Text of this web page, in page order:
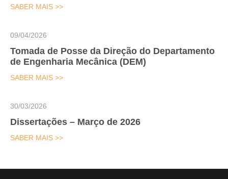
SABER MAIS >>
Tomada de Posse da Direção do Departamento
de Engenharia Mecânica (DEM)
09/04/2026
SABER MAIS >>
Dissertações – Março de 2026
30/03/2026
SABER MAIS >>